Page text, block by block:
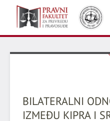
BILATERALNI
IZMEĐU KIPRA I